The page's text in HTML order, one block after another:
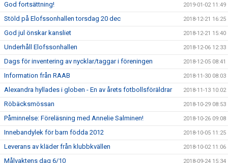
God fortsättning! 2019-01-02 11:49
Stöld på Elofssonhallen torsdag 20 dec 2018-12-21 16:25
God jul önskar kansliet 2018-12-21 15:40
Underhåll Elofssonhallen 2018-12-06 12:33
Dags för inventering av nycklar/taggar i föreningen 2018-12-05 08:41
Information från RAAB 2018-11-30 08:03
Alexandra hyllades i globen - En av årets fotbollsföräldrar 2018-11-13 10:02
Röbäcksmössan 2018-10-29 08:53
Påminnelse: Föreläsning med Annelie Salminen! 2018-10-26 09:08
Innebandylek för barn födda 2012 2018-10-05 11:25
Leverans av kläder från klubbkvällen 2018-10-02 11:06
Målvaktens dag 6/10 2018-09-24 15:34